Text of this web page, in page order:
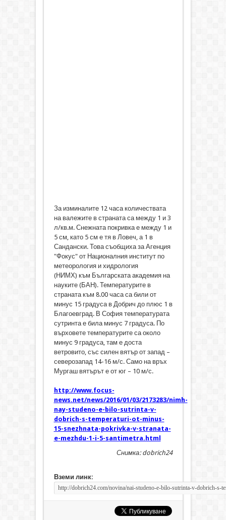
За изминалите 12 часа количествата
на валежите в страната са между 1 и 3
л/кв.м. Снежната покривка е между 1 и
5 см, като 5 см е тя в Ловеч, а 1 в
Сандански. Това съобщиха за Агенция
"Фокус" от Националния институт по
метеорология и хидрология
(НИМХ) към Българската академия на
науките (БАН). Температурите в
страната към 8.00 часа са били от
минус 15 градуса в Добрич до плюс 1 в
Благоевград. В София температурата
сутринта е била минус 7 градуса. По
върховете температурите са около
минус 9 градуса, там е доста
ветровито, със силен вятър от запад –
северозапад 14-16 м/с. Само на връх
Мургаш вятърът е от юг – 10 м/с.
http://www.focus-
news.net/news/2016/01/03/2173283/nimh-
nay-studeno-e-bilo-sutrinta-v-
dobrich-s-temperaturi-ot-minus-
15-snezhnata-pokrivka-v-stranata-
e-mezhdu-1-i-5-santimetra.html
Снимка: dobrich24
Вземи линк: